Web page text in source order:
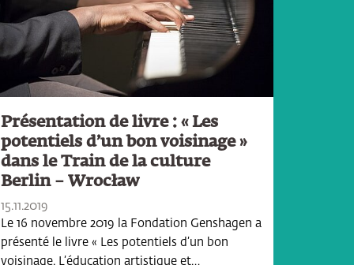
Présentation de livre : « Les
potentiels d’un bon voisinage »
dans le Train de la culture
Berlin – Wrocław
15.11.2019
Le 16 novembre 2019 la Fondation Genshagen a
présenté le livre « Les potentiels d’un bon
voisinage. L’éducation artistique et…